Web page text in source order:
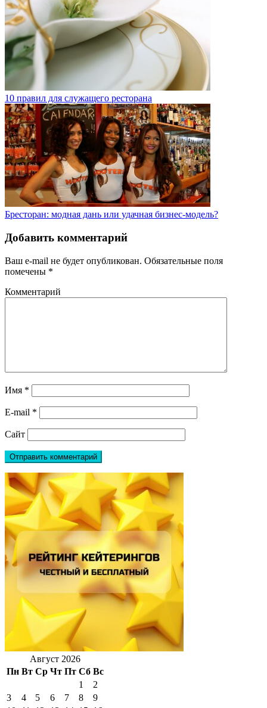
10 правил для служащего ресторана
Бресторан: модная дань или удачная бизнес-модель?
Добавить комментарий
Ваш e-mail не будет опубликован. Обязательные поля
помечены *
Комментарий
Имя *
E-mail *
Сайт
Август 2026
Пн Вт Ср Чт Пт Сб Вс
1
2
3
4 5 6 7 8
9